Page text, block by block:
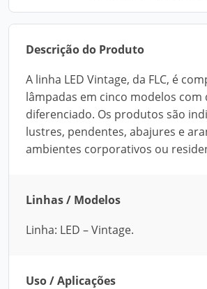
Descrição do Produto
A linha LED Vintage, da FLC, é
lâmpadas em cinco modelos com
diferenciado. Os produtos são
lustres, pendentes, abajures e
ambientes corporativos ou
Linhas / Modelos
Linha: LED – Vintage.
Uso / Aplicações